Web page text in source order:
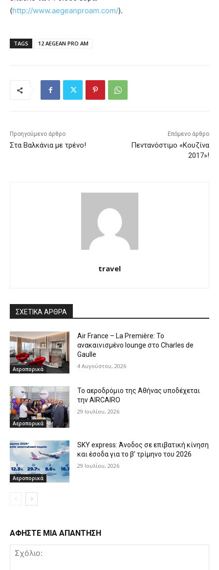
(http://www.aegeanproam.com/).
TAGS 12 AEGEAN PRO AM
Προηγούμενο άρθρο
Στα Βαλκάνια με τρένο!
Επόμενο άρθρο
Πεντανόστιμο «Κουζίνα
2017»!
travel
ΣΧΕΤΙΚΑ ΑΡΘΡΑ
Αεροπορικά
Air France – La Première: Το
ανακαινισμένο lounge στο Charles de
Gaulle
4 Αυγούστου, 2026
Αεροπορικά
Το αεροδρόμιο της Αθήνας υποδέχεται
την AIRCAIRO
29 Ιουλίου, 2026
Αεροπορικά
SKY express: Άνοδος σε επιβατική κίνηση
και έσοδα για το β’ τρίμηνο του 2026
29 Ιουλίου, 2026
ΑΦΗΣΤΕ ΜΙΑ ΑΠΑΝΤΗΣΗ